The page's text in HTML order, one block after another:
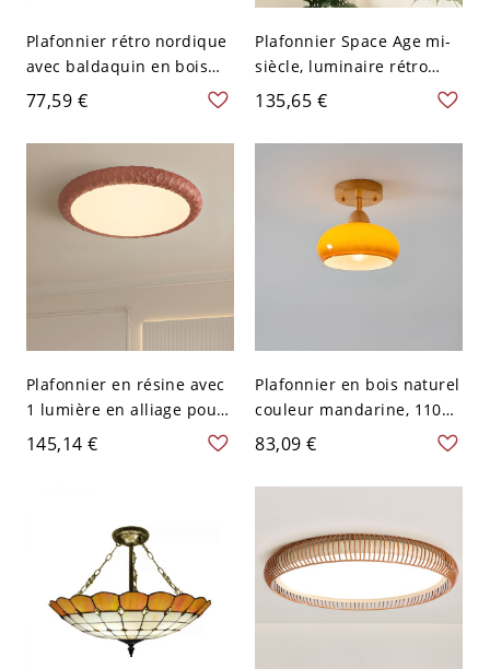
Plafonnier rétro nordique
avec baldaquin en bois
naturel - Orange 110 V-
120 V
77,59 €
Plafonnier Space Age mi-
siècle, luminaire rétro
orange en forme de
champignon - 110 V-120 V
45,72 cm
135,65 €
Plafonnier en résine avec
1 lumière en alliage pour
chambre, montage en
surface LED style
145,14 €
Plafonnier en bois naturel
couleur mandarine, 110V-
120V, 8"
83,09 €